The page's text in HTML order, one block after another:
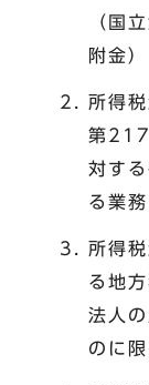
（国
附金）
所得
第217
対す
る業
所得
る地
法人
のに限